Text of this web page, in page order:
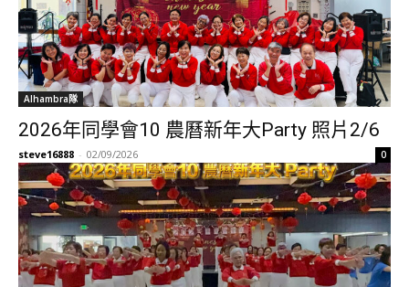
Alhambra隊
2026年同學會10 農曆新年大Party 照片2/6
steve16888 - 02/09/2026 0